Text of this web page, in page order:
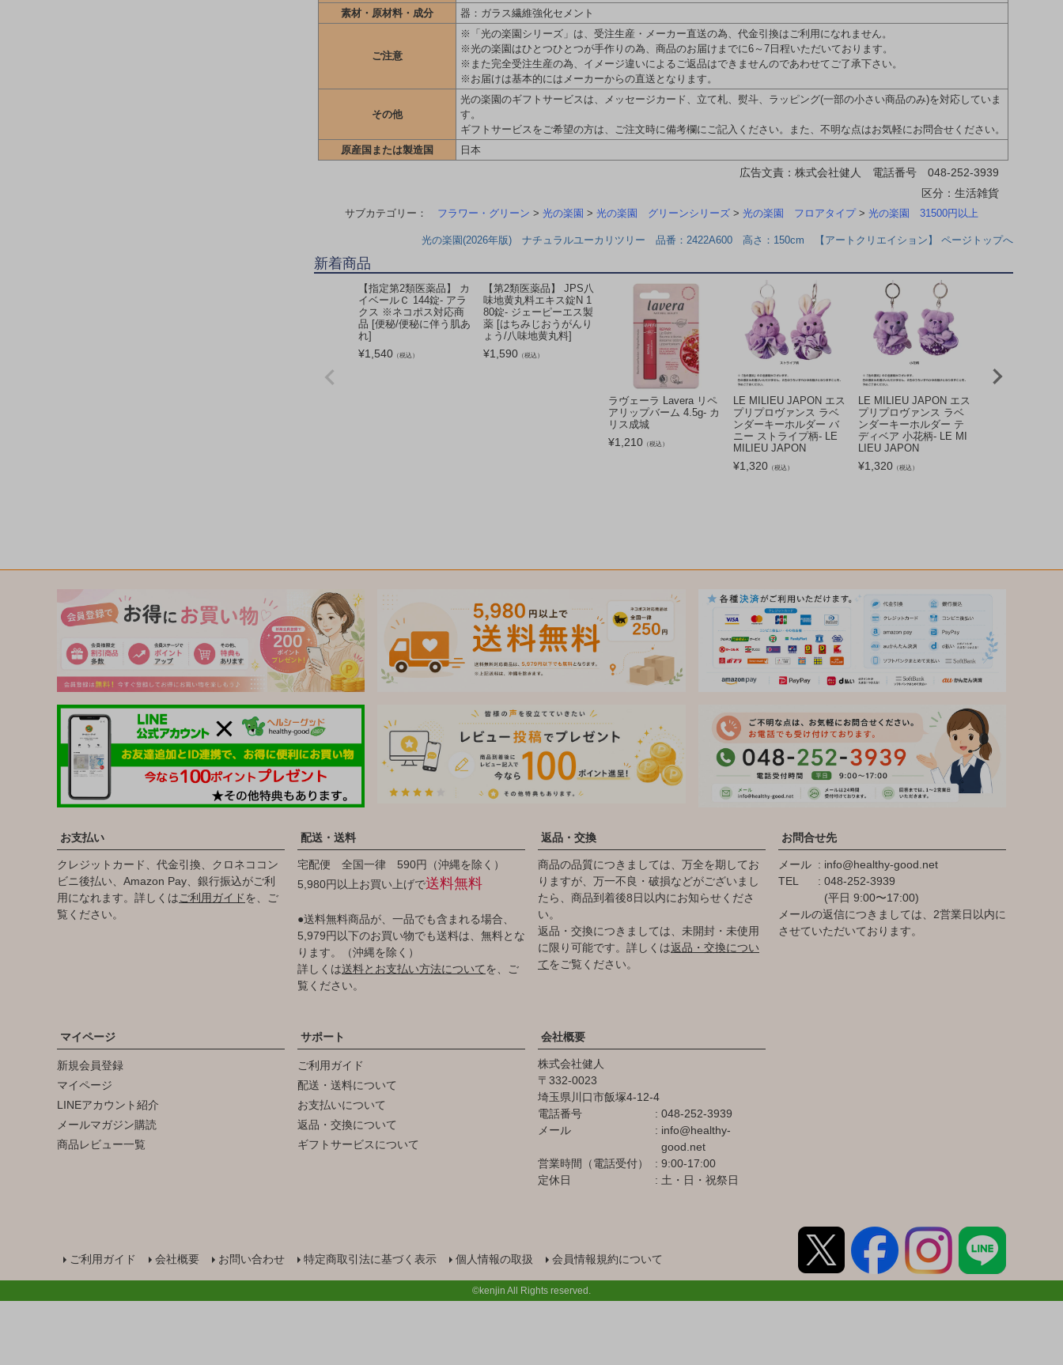
素材・原材料・成分
器：ガラス繊維強化セメント
ご注意
※「光の楽園シリーズ」は、受注生産・メーカー直送の為、代金引換はご利用になれません。
※光の楽園はひとつひとつが手作りの為、商品のお届けまでに6～7日程いただいております。
※また完全受注生産の為、イメージ違いによるご返品はできませんのであわせてご了承下さい。
※お届けは基本的にはメーカーからの直送となります。
その他
光の楽園のギフトサービスは、メッセージカード、立て札、熨斗、ラッピング(一部の小さい商品のみ)を対応していま
す。
ギフトサービスをご希望の方は、ご注文時に備考欄にご記入ください。また、不明な点はお気軽にお問合せください。
原産国または製造国
日本
広告文責：株式会社健人 電話番号 048-252-3939
区分：生活雑貨
サブカテゴリー： フラワー・グリーン > 光の楽園 > 光の楽園 グリーンシリーズ> 光の楽園 フロアタイプ> 光の楽園 31500円以上
光の楽園(2026年版) ナチュラルユーカリツリー 品番：2422A600 高さ：150cm 【アートクリエイション】 ページトップへ
新着商品
【指定第2類医薬品】 カ
イベールＣ 144錠- アラ
クス ※ネコポス対応商
品 [便秘/便秘に伴う肌あ
れ]
¥1,540 （税込）
【第2類医薬品】 JPS八
味地黄丸料エキス錠N 1
80錠- ジェーピーエス製
薬 [はちみじおうがんり
ょう/八味地黄丸料]
¥1,590 （税込）
ラヴェーラ Lavera リペ
アリップバーム 4.5g- カ
リス成城
¥1,210 （税込）
LE MILIEU JAPON エス
プリプロヴァンス ラベ
ンダーキーホルダー バ
ニー ストライプ柄- LE
MILIEU JAPON
¥1,320 （税込）
LE MILIEU JAPON エス
プリプロヴァンス ラベ
ンダーキーホルダー テ
ディベア 小花柄- LE MI
LIEU JAPON
¥1,320 （税込）
お支払い
クレジットカード、代金引換、クロネココン
ビニ後払い、Amazon Pay、銀行振込がご利
用になれます。詳しくはご利用ガイドを、ご
覧ください。
配送・送料
宅配便 全国一律 590円（沖縄を除く）
5,980円以上お買い上げで送料無料
●送料無料商品が、一品でも含まれる場合、
5,979円以下のお買い物でも送料は、無料とな
ります。（沖縄を除く）
詳しくは送料とお支払い方法についてを、ご
覧ください。
返品・交換
商品の品質につきましては、万全を期してお
りますが、万一不良・破損などがございまし
たら、商品到着後8日以内にお知らせくださ
い。
返品・交換につきましては、未開封・未使用
に限り可能です。詳しくは返品・交換につい
てをご覧ください。
お問合せ先
メール
info@healthy-good.net
TEL
048-252-3939
(平日 9:00〜17:00)
メールの返信につきましては、2営業日以内に
させていただいております。
マイページ
新規会員登録
マイページ
LINEアカウント紹介
メールマガジン購読
商品レビュー一覧
サポート
ご利用ガイド
配送・送料について
お支払いについて
返品・交換について
ギフトサービスについて
会社概要
株式会社健人
332-0023
埼玉県川口市飯塚4-12-4
電話番号
048-252-3939
メール
info@healthy-
good.net
営業時間（電話受付）
9:00-17:00
定休日
土・日・祝祭日
ご利用ガイド 会社概要 お問い合わせ 特定商取引法に基づく表示 個人情報の取扱 会員情報規約について
©kenjin All Rights reserved.